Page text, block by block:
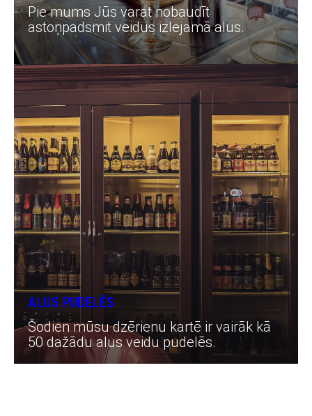
Pie mums Jūs varat nobaudīt
astoņpadsmit veidus izlejamā alus.
ALUS PUDELĒS
Šodien mūsu dzērienu kartē ir vairāk kā
50 dažādu alus veidu pudelēs.